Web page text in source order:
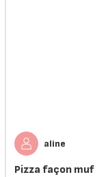
aline
Pizza façon muffin